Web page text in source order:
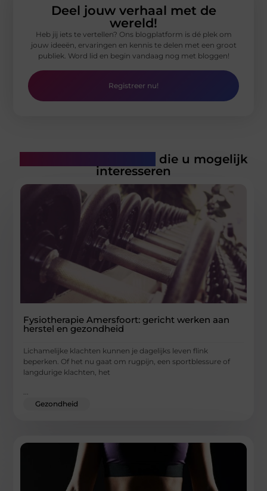
Deel jouw verhaal met de
wereld!
Heb jij iets te vertellen? Ons blogplatform is dé plek om
jouw ideeën, ervaringen en kennis te delen met een groot
publiek. Word lid en begin vandaag nog met bloggen!
Registreer nu!
die u mogelijk
interesseren
Fysiotherapie Amersfoort: gericht werken aan
herstel en gezondheid
Lichamelijke klachten kunnen je dagelijks leven flink
beperken. Of het nu gaat om rugpijn, een sportblessure of
langdurige klachten, het
Gezondheid